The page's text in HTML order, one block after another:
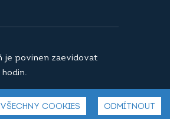
je povinen zaevidovat
COOKIES ODMÍTNOUT